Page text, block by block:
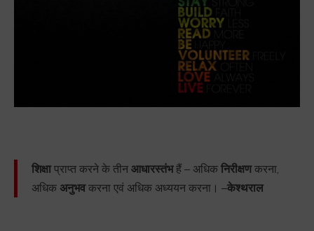
शिक्षाप्राप्त करने के तीन आधारस्तंभहैं – अधिक निरीक्षणकरना,
अधिक अनुभवकरना एवं अधिक अध्ययन करना। –केश्थराल